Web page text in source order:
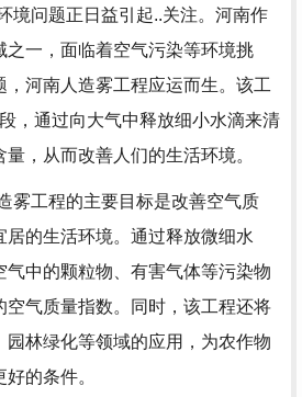
境问题正日益引起..关注。河南作
之一，面临着空气污染等环境挑
河南人造雾工程应运而生。该工
，通过向大气中释放细小水滴来清
，从而改善人们的生活环境。
雾工程的主要目标是改善空气质
居的生活环境。通过释放微细水
气中的颗粒物、有害气体等污染物
空气质量指数。同时，该工程还将
园林绿化等领域的应用，为农作物
的条件。